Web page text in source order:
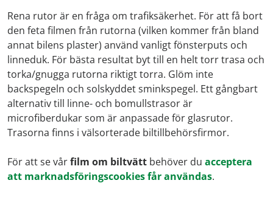
Rena rutor är en fråga om trafiksäkerhet. För att få bort
den feta filmen från rutorna (vilken kommer från bland
annat bilens plaster) använd vanligt fönsterputs och
linneduk. För bästa resultat byt till en helt torr trasa och
torka/gnugga rutorna riktigt torra. Glöm inte
backspegeln och solskyddet sminkspegel. Ett gångbart
alternativ till linne- och bomullstrasor är
microfiberdukar som är anpassade för glasrutor.
Trasorna finns i välsorterade biltillbehörsfirmor.
För att se vårfilm om biltvätt behöver du acceptera
att marknadsföringscookies får användas.